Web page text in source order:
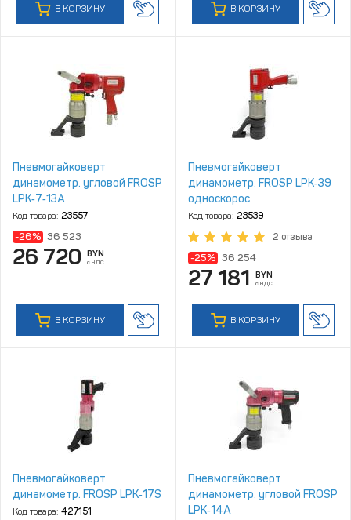
В КОРЗИНУ В КОРЗИНУ
Пневмогайковерт
динамометр. угловой FROSP
LPK‑7‑13A
Код товара: 23557
-26% 36 523
26 720 BYN
с НДС
В КОРЗИНУ
Пневмогайковерт
динамометр. FROSP LPK‑39
односкорос.
Код товара: 23539
2 отзыва
-25% 36 254
27 181 BYN
с НДС
В КОРЗИНУ
Пневмогайковерт
динамометр. FROSP LPK‑17S
Код товара: 427151
Пневмогайковерт
динамометр. угловой FROSP
LPK‑14A